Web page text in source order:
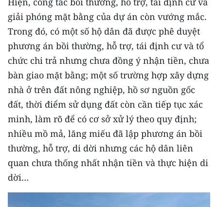
ENGLISH
中文
FRANÇAIS
РУССКИЙ
ESPAÑOL
한국어
giải phóng mặt bằng của dự án còn vướng mắc.
Trong đó, có một số hộ dân đã được phê duyệt
phương án bồi thường, hỗ trợ, tái định cư và tổ
chức chi trả nhưng chưa đồng ý nhận tiền, chưa
bàn giao mặt bằng; một số trường hợp xây dựng
nhà ở trên đất nông nghiệp, hồ sơ nguồn gốc
đất, thời điểm sử dụng đất còn cần tiếp tục xác
minh, làm rõ để có cơ sở xử lý theo quy định;
nhiều mồ mả, lăng miếu đã lập phương án bồi
thường, hỗ trợ, di dời nhưng các hộ dân liên
quan chưa thống nhất nhận tiền và thực hiện di
dời…